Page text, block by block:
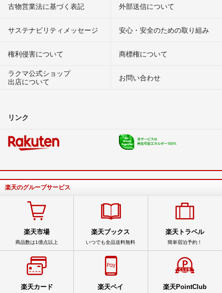
古物営業法に基づく表記 外部送信について
サステナビリティメッセージ 安心・安全のための取り組み
権利侵害について
商標権について
ラクマ公式ショップ
出店について
お問い合わせ
リンク
楽天のグループサービス
楽天市場
商品数は1億点以上
楽天ブックス
いつでも全品送料無料
楽天トラベル
簡単宿泊予約！
楽天カード 楽天ペイ 楽天PointClub